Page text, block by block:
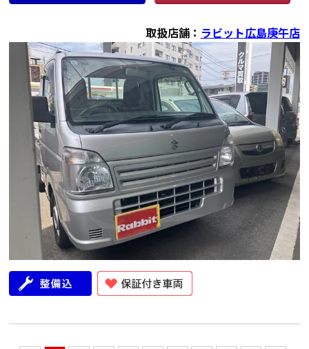
取扱店舗： ラビット広島庚午店